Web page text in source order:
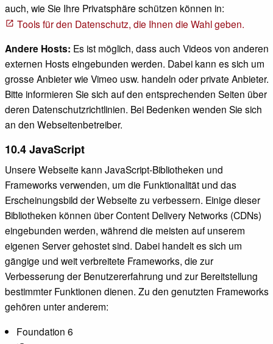
auch, wie Sie Ihre Privatsphäre schützen können in:
Tools für den Datenschutz, die Ihnen die Wahl geben.
Andere Hosts: Es ist möglich, dass auch Videos von anderen
externen Hosts eingebunden werden. Dabei kann es sich um
grosse Anbieter wie Vimeo usw. handeln oder private Anbieter.
Bitte informieren Sie sich auf den entsprechenden Seiten über
deren Datenschutzrichtlinien. Bei Bedenken wenden Sie sich
an den Webseitenbetreiber.
10.4 JavaScript
Unsere Webseite kann JavaScript-Bibliotheken und
Frameworks verwenden, um die Funktionalität und das
Erscheinungsbild der Webseite zu verbessern. Einige dieser
Bibliotheken können über Content Delivery Networks (CDNs)
eingebunden werden, während die meisten auf unserem
eigenen Server gehostet sind. Dabei handelt es sich um
gängige und weit verbreitete Frameworks, die zur
Verbesserung der Benutzererfahrung und zur Bereitstellung
bestimmter Funktionen dienen. Zu den genutzten Frameworks
gehören unter anderem:
Foundation 6